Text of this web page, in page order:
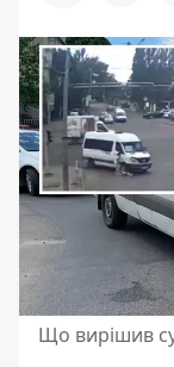
Що вирішив